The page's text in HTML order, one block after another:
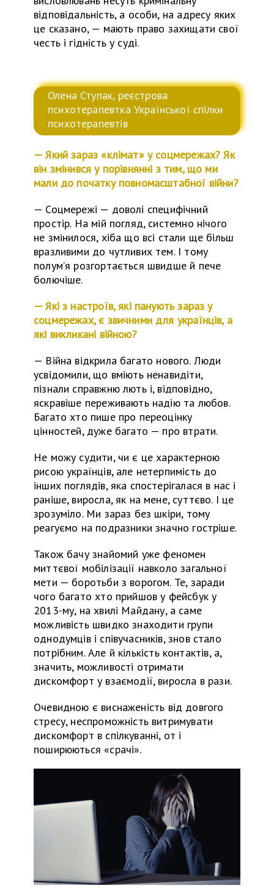
відповідальність, а особи, на адресу яких
це сказано, — мають право захищати свої
честь і гідність у суді.
Олена Ступак, реєстрова
психотерапевтка Української спілки
психотерапевтів
— Який зараз «клімат» у соцмережах? Як
він змінився у порівнянні з тим, що ми
мали до початку повномасштабної війни?
— Соцмережі — доволі специфічний
простір. На мій погляд, системно нічого
не змінилося, хіба що всі стали ще більш
вразливими до чутливих тем. І тому
полум’я розгортається швидше й пече
болючіше.
— Які з настроїв, які панують зараз у
соцмережах, є звичними для українців, а
які викликані війною?
— Війна відкрила багато нового. Люди
усвідомили, що вміють ненавидіти,
пізнали справжню лють і, відповідно,
яскравіше переживають надію та любов.
Багато хто пише про переоцінку
цінностей, дуже багато — про втрати.
Не можу судити, чи є це характерною
рисою українців, але нетерпимість до
інших поглядів, яка спостерігалася в нас і
раніше, виросла, як на мене, суттєво. І це
зрозуміло. Ми зараз без шкіри, тому
реагуємо на подразники значно гостріше.
Також бачу знайомий уже феномен
миттєвої мобілізації навколо загальної
мети — боротьби з ворогом. Те, заради
чого багато хто прийшов у фейсбук у
2013-му, на хвилі Майдану, а саме
можливість швидко знаходити групи
однодумців і співучасників, знов стало
потрібним. Але й кількість контактів, а,
значить, можливості отримати
дискомфорт у взаємодії, виросла в рази.
Очевидною є виснаженість від довгого
стресу, неспроможність витримувати
дискомфорт в спілкуванні, от і
поширюються «срачі».